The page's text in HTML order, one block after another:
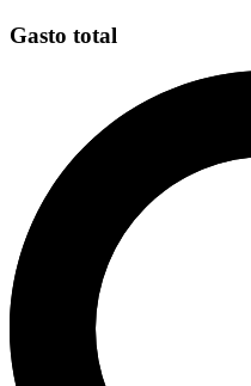
Gasto total